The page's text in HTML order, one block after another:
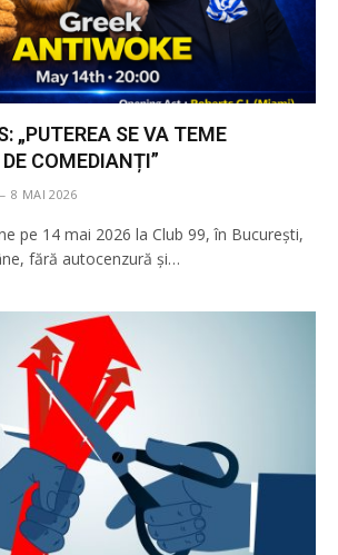
„PUTEREA SE VA TEME
COMEDIANȚI”
8 MAI 2026
pe 14 mai 2026 la Club 99, în București,
fără autocenzură și…